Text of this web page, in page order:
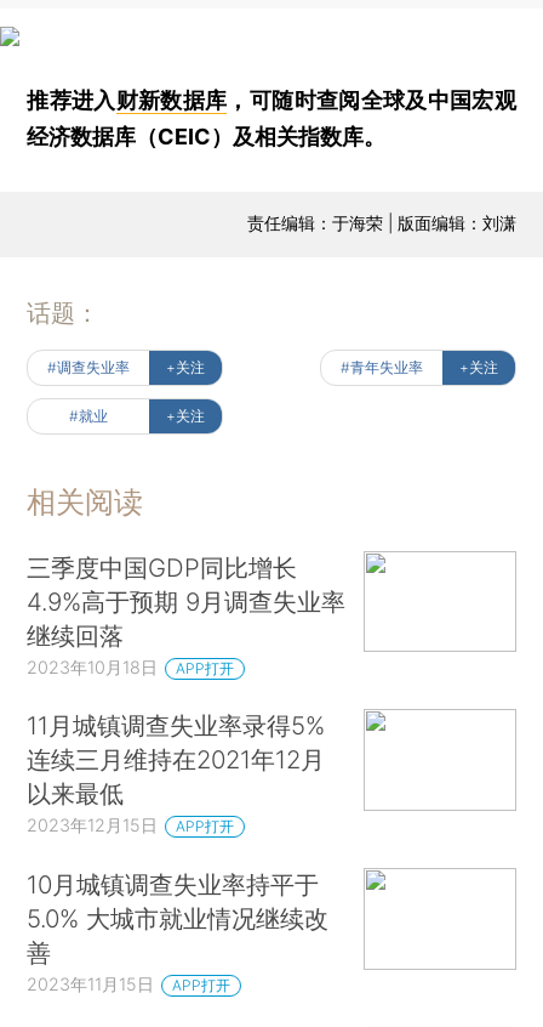
推荐进入财新数据库 ，可随时查阅全球及中国宏观
经济数据库（CEIC）及相关指数库。
责任编辑：于海荣 | 版面编辑：刘潇
话题：
#调查失业率 +关注 #青年失业率 +关注
#就业 +关注
相关阅读
三季度中国GDP同比增长
4.9%高于预期 9月调查失业率
继续回落
2023年10月18日 APP打开
11月城镇调查失业率录得5%
连续三月维持在2021年12月
以来最低
2023年12月15日 APP打开
10月城镇调查失业率持平于
5.0% 大城市就业情况继续改
善
2023年11月15日 APP打开